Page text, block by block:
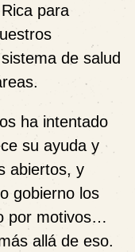
para
de salud
ha intentado
su ayuda y
abiertos, y
gobierno los
por motivos…
allá de eso.